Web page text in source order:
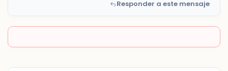
Responder a este mensaje